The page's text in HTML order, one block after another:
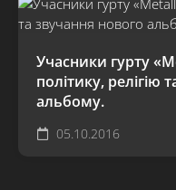
Учасники гурту
політику, релігію
альбому.
05.10.2016